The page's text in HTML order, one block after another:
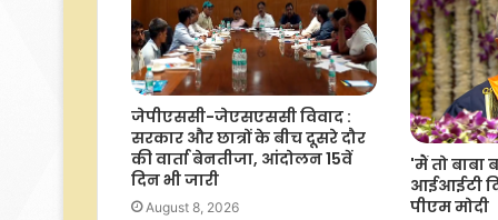
जेपीएससी-जेएसएससी विवाद :
सरकार और छात्रों के बीच दूसरे दौर
की वार्ता बेनतीजा, आंदोलन 15वें
दिन भी जारी
August 8, 2026
'मैं तो बाबा
आईआईटी
पीएम मोदी